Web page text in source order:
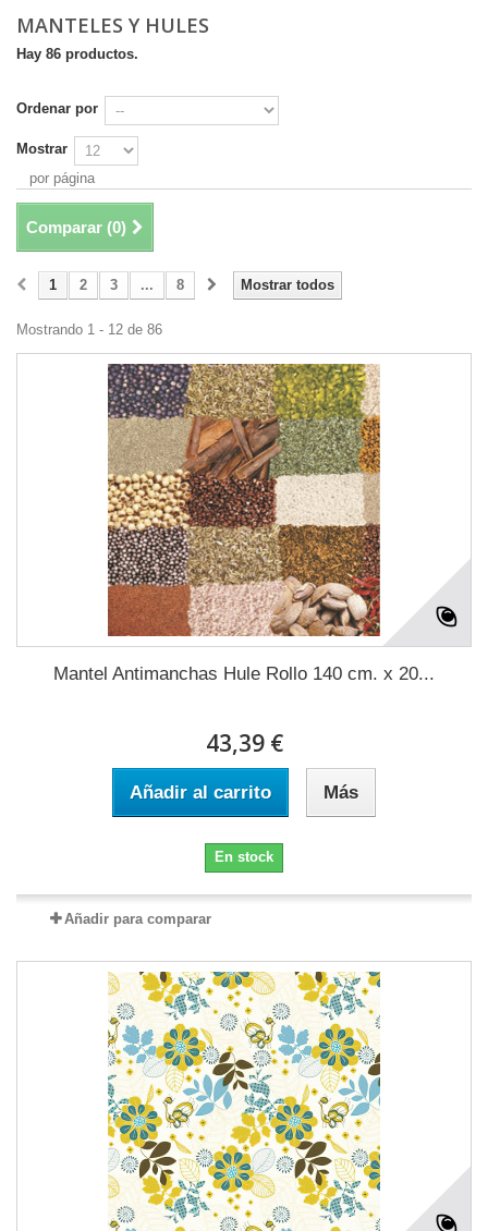
MANTELES Y HULES
Hay 86 productos.
Ordenar por
Mostrar
por página
Comparar (0)
Mostrar todos
1 2 3 ... 8
Mostrando 1 - 12 de 86
Mantel Antimanchas Hule Rollo 140 cm. x 20...
43,39 €
Añadir al carrito Más
En stock
Añadir para comparar